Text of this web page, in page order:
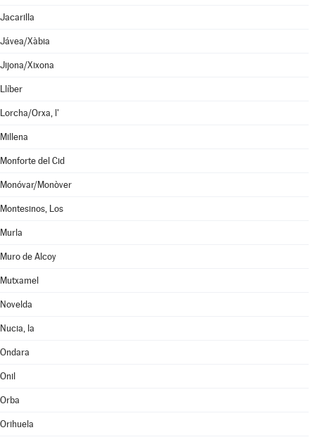
Jacarilla
Jávea/Xàbia
Jijona/Xixona
Llíber
Lorcha/Orxa, l'
Millena
Monforte del Cid
Monóvar/Monòver
Montesinos, Los
Murla
Muro de Alcoy
Mutxamel
Novelda
Nucia, la
Ondara
Onil
Orba
Orihuela